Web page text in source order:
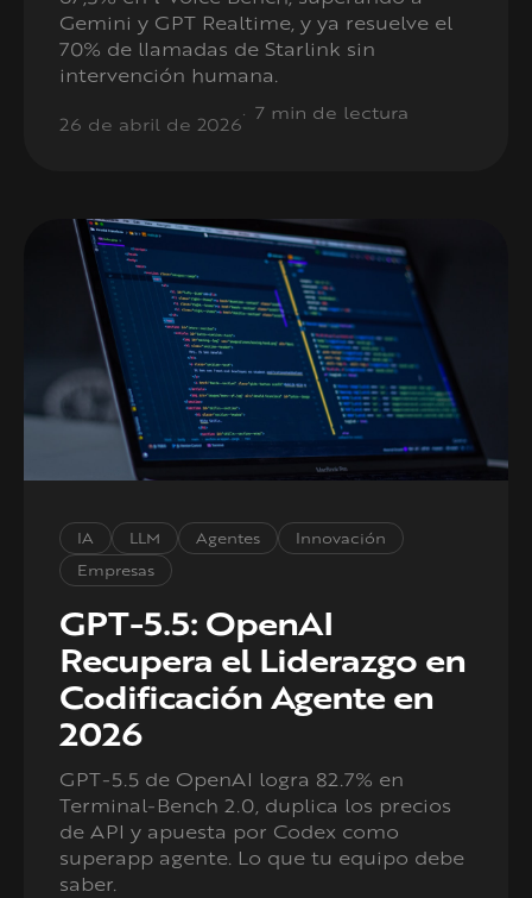
Gemini y GPT Realtime, y ya resuelve el
70% de llamadas de Starlink sin
intervención humana.
26 de abril de 2026
7 min de lectura
IA LLM Agentes
Innovación
Empresas
GPT-5.5: OpenAI
Recupera el Liderazgo en
Codificación Agente en
2026
GPT-5.5 de OpenAI logra 82.7% en
Terminal-Bench 2.0, duplica los precios
de API y apuesta por Codex como
superapp agente. Lo que tu equipo debe
saber.